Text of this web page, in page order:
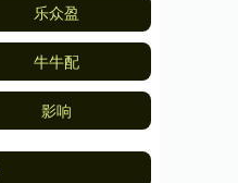
乐众盈
牛牛配
影响